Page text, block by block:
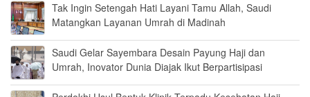
Tak Ingin Setengah Hati Layani Tamu Allah, Saudi
Matangkan Layanan Umrah di Madinah
Saudi Gelar Sayembara Desain Payung Haji dan
Umrah, Inovator Dunia Diajak Ikut Berpartisipasi